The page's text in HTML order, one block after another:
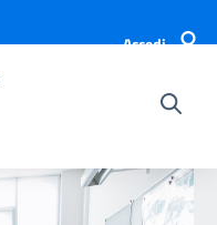
Accedi